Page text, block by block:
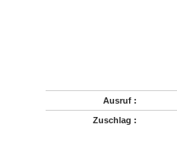
Ausruf :
Zuschlag :